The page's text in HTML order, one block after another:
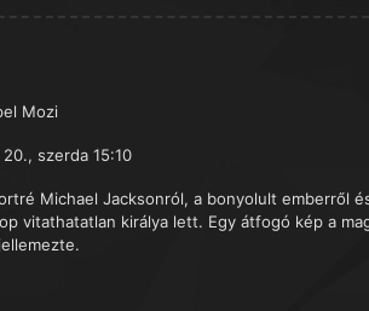
Mozi
szerda 15:10
Michael Jacksonról, a bonyolult emberről
vitathatatlan királya lett. Egy átfogó kép a